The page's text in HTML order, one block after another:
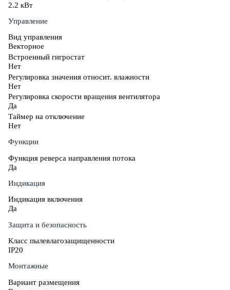
2.2 кВт
Управление
Вид управления
Векторное
Встроенный гигростат
Нет
Регулировка значения относит. влажности
Нет
Регулировка скорости вращения вентилятора
Да
Таймер на отключение
Нет
Функции
Функция реверса направления потока
Да
Индикация
Индикация включения
Да
Защита и безопасность
Класс пылевлагозащищенности
IP20
Монтажные
Вариант размещения